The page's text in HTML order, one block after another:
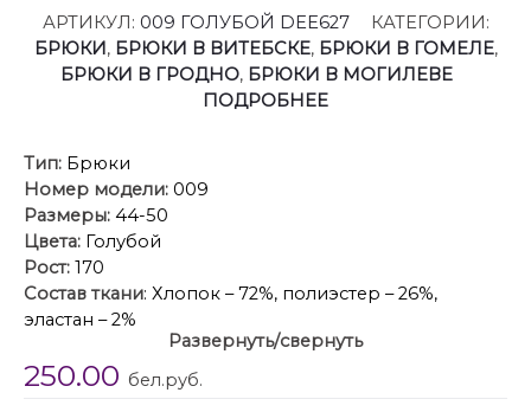
АРТИКУЛ: 009 ГОЛУБОЙ DEE627
КАТЕГОРИИ:
БРЮКИ, БРЮКИ В ВИТЕБСКЕ, БРЮКИ В ГОМЕЛЕ,
БРЮКИ В ГРОДНО, БРЮКИ В МОГИЛЕВЕ
ПОДРОБНЕЕ
Тип: Брюки
Номер модели: 009
Размеры: 44-50
Цвета: Голубой
Рост: 170
Состав ткани: Хлопок – 72%, полиэстер – 26%,
эластан – 2%
: Эти стильные женские джинсовые
брюки свободного кроя представлены в приятном
Развернуть/свернуть
250.00 бел.руб.